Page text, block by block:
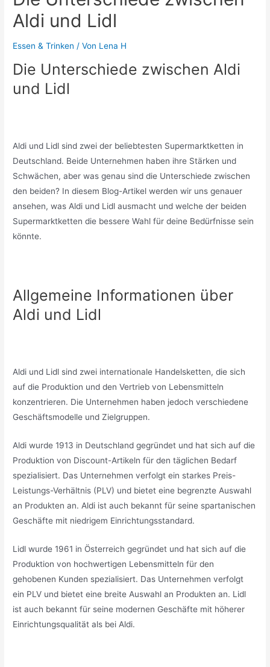
Aldi und Lidl
Essen & Trinken / Von Lena H
Die Unterschiede zwischen Aldi
und Lidl
Aldi und Lidl sind zwei der beliebtesten Supermarktketten in
Deutschland. Beide Unternehmen haben ihre Stärken und
Schwächen, aber was genau sind die Unterschiede zwischen
den beiden? In diesem Blog-Artikel werden wir uns genauer
ansehen, was Aldi und Lidl ausmacht und welche der beiden
Supermarktketten die bessere Wahl für deine Bedürfnisse sein
könnte.
Allgemeine Informationen über
Aldi und Lidl
Aldi und Lidl sind zwei internationale Handelsketten, die sich
auf die Produktion und den Vertrieb von Lebensmitteln
konzentrieren. Die Unternehmen haben jedoch verschiedene
Geschäftsmodelle und Zielgruppen.
Aldi wurde 1913 in Deutschland gegründet und hat sich auf die
Produktion von Discount-Artikeln für den täglichen Bedarf
spezialisiert. Das Unternehmen verfolgt ein starkes Preis-
Leistungs-Verhältnis (PLV) und bietet eine begrenzte Auswahl
an Produkten an. Aldi ist auch bekannt für seine spartanischen
Geschäfte mit niedrigem Einrichtungsstandard.
Lidl wurde 1961 in Österreich gegründet und hat sich auf die
Produktion von hochwertigen Lebensmitteln für den
gehobenen Kunden spezialisiert. Das Unternehmen verfolgt
ein PLV und bietet eine breite Auswahl an Produkten an. Lidl
ist auch bekannt für seine modernen Geschäfte mit höherer
Einrichtungsqualität als bei Aldi.